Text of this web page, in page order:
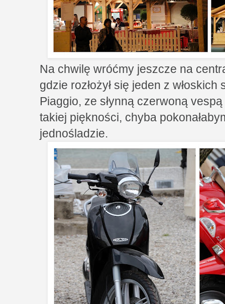
Na chwilę wróćmy jeszcze na
gdzie rozłożył się jeden z
Piaggio, ze słynną czerwoną
takiej piękności, chyba
jednośladzie.